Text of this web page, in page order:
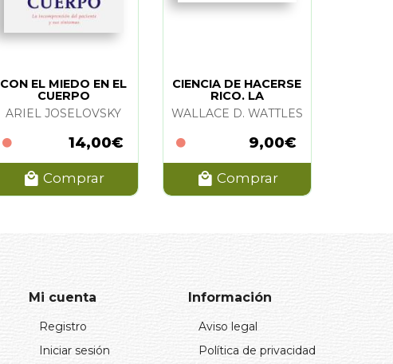
CON EL MIEDO EN EL
CUERPO
ARIEL JOSELOVSKY
14,00€
Comprar
CIENCIA DE HACERSE
RICO. LA
WALLACE D. WATTLES
9,00€
Comprar
Mi cuenta
Registro
Iniciar sesión
Información
Aviso legal
Política de privacidad